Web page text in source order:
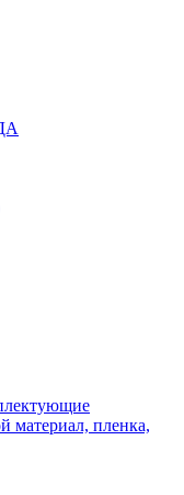
материал, пленка,